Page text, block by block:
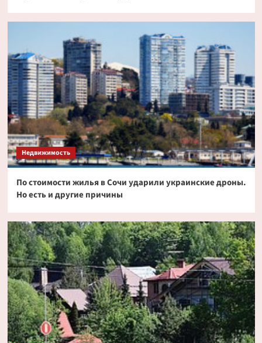
Недвижимость
По стоимости жилья в Сочи ударили украинские дроны.
Но есть и другие причины